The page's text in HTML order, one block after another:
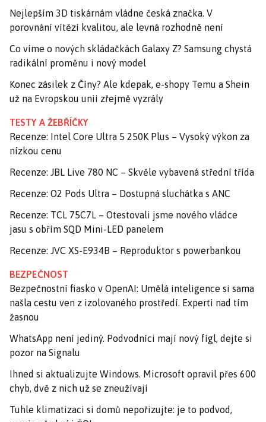
Nejlepším 3D tiskárnám vládne česká značka. V
porovnání vítězí kvalitou, ale levná rozhodně není
Co víme o nových skládačkách Galaxy Z? Samsung chystá
radikální proměnu i nový model
Konec zásilek z Číny? Ale kdepak, e-shopy Temu a Shein
už na Evropskou unii zřejmě vyzrály
TESTY A ŽEBŘÍČKY
Recenze: Intel Core Ultra 5 250K Plus – Vysoký výkon za
nízkou cenu
Recenze: JBL Live 780 NC – Skvěle vybavená střední třída
Recenze: O2 Pods Ultra – Dostupná sluchátka s ANC
Recenze: TCL 75C7L – Otestovali jsme nového vládce
jasu s obřím SQD Mini-LED panelem
Recenze: JVC XS-E934B – Reproduktor s powerbankou
BEZPEČNOST
Bezpečnostní fiasko v OpenAI: Umělá inteligence si sama
našla cestu ven z izolovaného prostředí. Experti nad tím
žasnou
WhatsApp není jediný. Podvodníci mají nový fígl, dejte si
pozor na Signalu
Ihned si aktualizujte Windows. Microsoft opravil přes 600
chyb, dvě z nich už se zneužívají
Tuhle klimatizaci si domů nepořizujte: je to podvod,